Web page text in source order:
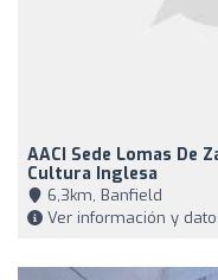
AACI Sede Lomas De
Cultura Inglesa
6,3km, Banfield
Ver información y